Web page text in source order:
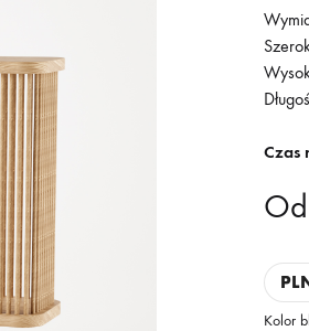
Czas
Od
Kolor